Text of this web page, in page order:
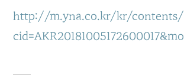
http://m.yna.co.kr/kr/